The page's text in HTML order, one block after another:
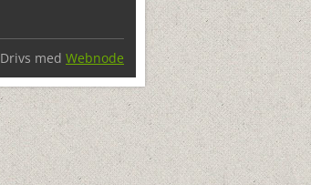
Drivs med Webnode